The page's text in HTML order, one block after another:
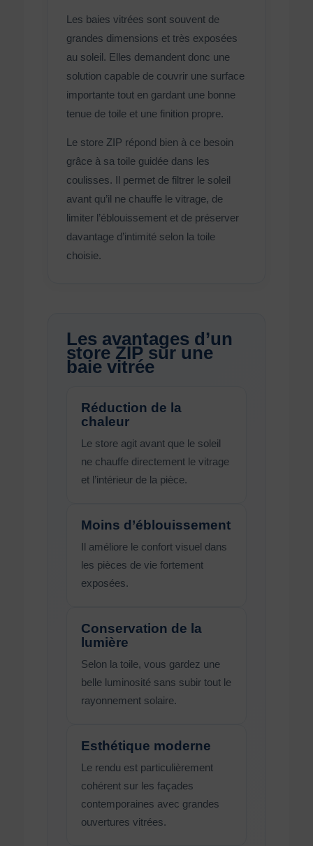
Les baies vitrées sont souvent de
grandes dimensions et très exposées
au soleil. Elles demandent donc une
solution capable de couvrir une surface
importante tout en gardant une bonne
tenue de toile et une finition propre.
Le store ZIP répond bien à ce besoin
grâce à sa toile guidée dans les
coulisses. Il permet de filtrer le soleil
avant qu’il ne chauffe le vitrage, de
limiter l’éblouissement et de préserver
davantage d’intimité selon la toile
choisie.
Les avantages d’un
store ZIP sur une
baie vitrée
Réduction de la
chaleur
Le store agit avant que le soleil
ne chauffe directement le vitrage
et l’intérieur de la pièce.
Moins d’éblouissement
Il améliore le confort visuel dans
les pièces de vie fortement
exposées.
Conservation de la
lumière
Selon la toile, vous gardez une
belle luminosité sans subir tout le
rayonnement solaire.
Esthétique moderne
Le rendu est particulièrement
cohérent sur les façades
contemporaines avec grandes
ouvertures vitrées.